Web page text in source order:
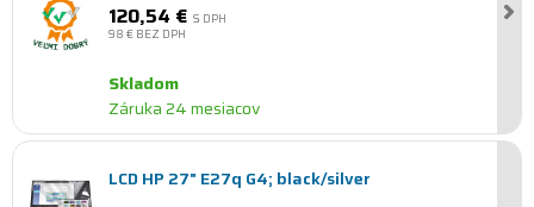
120,54 € S DPH
98 € BEZ DPH
Skladom
Záruka 24 mesiacov
LCD HP 27" E27q G4; black/silver